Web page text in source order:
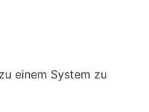
einem System zu